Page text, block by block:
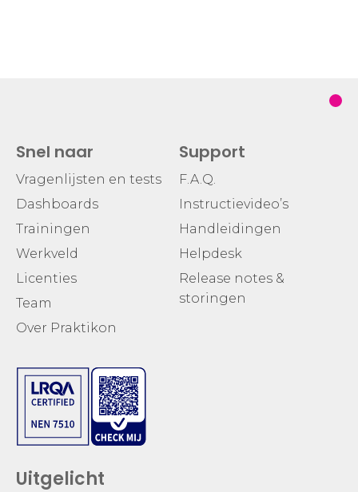
Snel naar
Vragenlijsten en tests
Dashboards
Trainingen
Werkveld
Licenties
Team
Over Praktikon
Support
F.A.Q.
Instructievideo’s
Handleidingen
Helpdesk
Release notes &
storingen
Uitgelicht